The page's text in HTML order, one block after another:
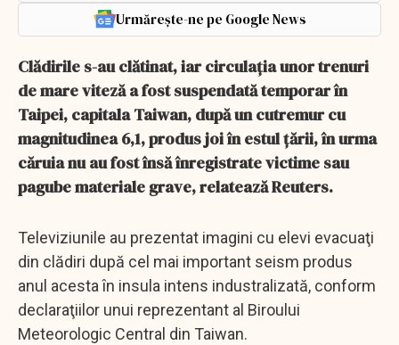
Urmărește-ne pe Google News
Clădirile s-au clătinat, iar circulaţia unor trenuri
de mare viteză a fost suspendată temporar în
Taipei, capitala Taiwan, după un cutremur cu
magnitudinea 6,1, produs joi în estul ţării, în urma
căruia nu au fost însă înregistrate victime sau
pagube materiale grave, relatează Reuters.
Televiziunile au prezentat imagini cu elevi evacuaţi
din clădiri după cel mai important seism produs
anul acesta în insula intens industralizată, conform
declaraţiilor unui reprezentant al Biroului
Meteorologic Central din Taiwan.